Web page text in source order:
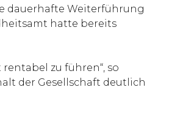
dauerhafte Weiterführung
hatte bereits
zu führen“, so
der Gesellschaft deutlich